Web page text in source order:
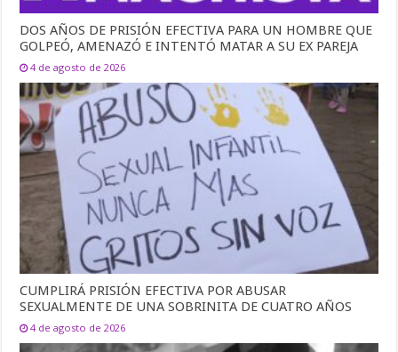
DOS AÑOS DE PRISIÓN EFECTIVA PARA UN HOMBRE QUE
GOLPEÓ, AMENAZÓ E INTENTÓ MATAR A SU EX PAREJA
4 de agosto de 2026
CUMPLIRÁ PRISIÓN EFECTIVA POR ABUSAR
SEXUALMENTE DE UNA SOBRINITA DE CUATRO AÑOS
4 de agosto de 2026